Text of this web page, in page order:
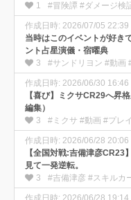
1
#冒険譚 #ダメージ検
作成日時: 2026/07/05 22:39
当時はこのイベントが好き
ント占星演儀・宿曜典
3
#サンドリヨン #動画
作成日時: 2026/06/30 16:46
【喜び】ミクサCR29へ昇
編集）
3
#ミクサ #動画 #プレ
作成日時: 2026/06/28 20:06
【全国対戦:吉備津彦CR23
見て一発逆転。
3
#吉備津彦 #スキルカ
作成日時: 2026/06/28 19:14